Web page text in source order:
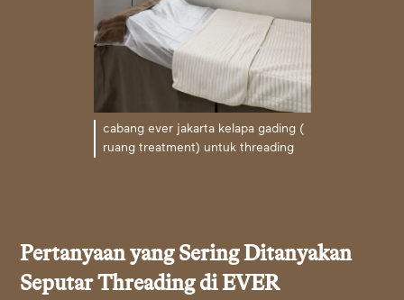
cabang ever jakarta kelapa gading (
ruang treatment) untuk threading
Pertanyaan yang Sering Ditanyakan
Seputar Threading di EVER